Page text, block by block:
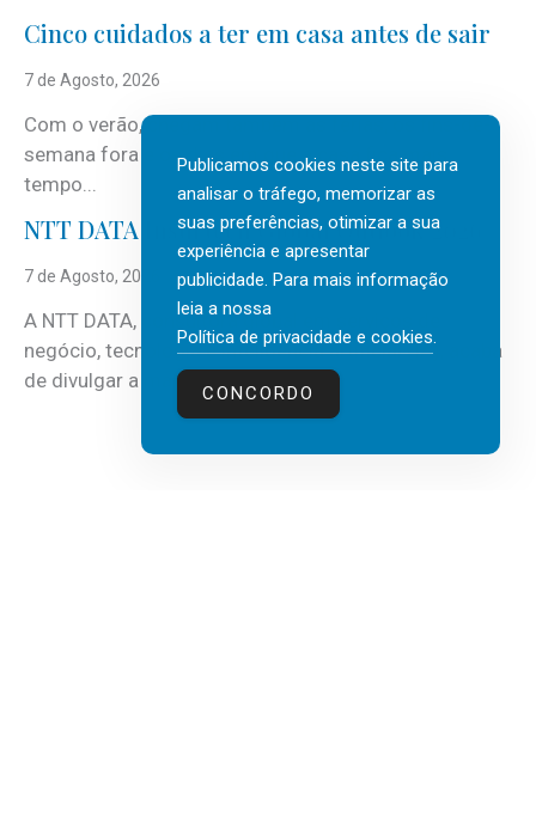
Cinco cuidados a ter em casa antes de sair
7 de Agosto, 2026
Com o verão, chegam também as férias, os fins-de-
semana fora e os dias em que a casa fica mais
tempo...
NTT DATA Insurtech Global Outlook 2026
7 de Agosto, 2026
A NTT DATA, consultora global em serviços de
negócio, tecnologia e inteligência artificial (IA), acaba
de divulgar a mais recente...
Publicamos cookies neste site para
analisar o tráfego, memorizar as
suas preferências, otimizar a sua
experiência e apresentar
publicidade. Para mais informação
leia a nossa
Política de privacidade e cookies.
CONCORDO